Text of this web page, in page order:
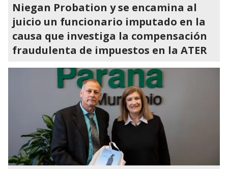
Niegan Probation y se encamina al
juicio un funcionario imputado en la
causa que investiga la compensación
fraudulenta de impuestos en la ATER